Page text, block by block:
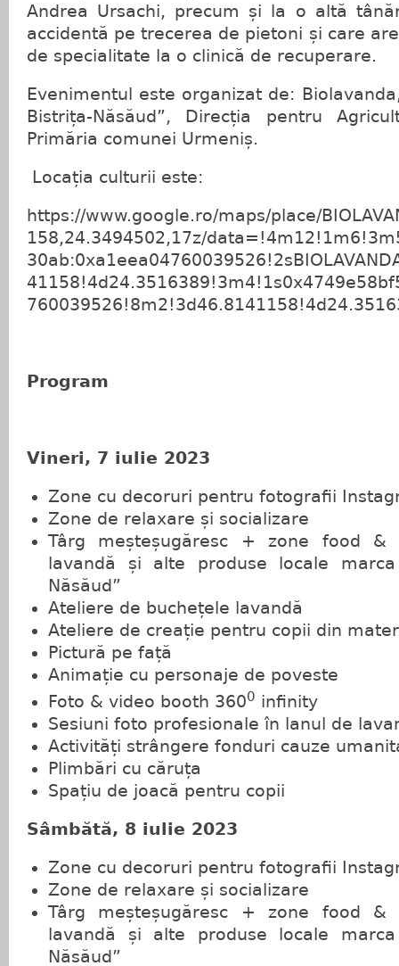
Andrea Ursachi, precum și la o altă
accidentă pe trecerea de pietoni și care
de specialitate la o clinică de recuperare.
Evenimentul este organizat de:
Bistrița-Năsăud”, Direcția pentru
Primăria comunei Urmeniș.
Locația culturii este:
https://www.google.ro/maps/place/
158,24.3494502,17z/
Program
Vineri, 7 iulie 2023
Zone cu decoruri pentru fotografii
Zone de relaxare și socializare
Târg meșteșugăresc + zone food
lavandă și alte produse locale
Năsăud”
Ateliere de buchețele lavandă
Ateliere de creație pentru copii din
Pictură pe față
Animație cu personaje de poveste
Foto & video booth 3600 infinity
Sesiuni foto profesionale în lanul de
Activități strângere fonduri cauze
Plimbări cu căruța
Spațiu de joacă pentru copii
Sâmbătă, 8 iulie 2023
Zone cu decoruri pentru fotografii
Zone de relaxare și socializare
Târg meșteșugăresc + zone food
lavandă și alte produse locale
Năsăud”